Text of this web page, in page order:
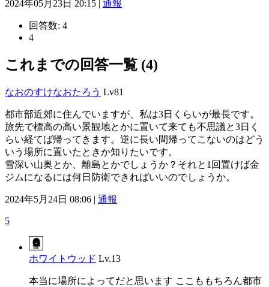
2024年05月23日 20:15 | 通報
回答数: 4
4
これまでの回答一覧 (4)
なおのすけなおたろう Lv81
都市部近郊に住んでいますが、私は3日くらいが最長です。
旅先で標高の高い景観地とかに置いて来ても不思議と3日く
らい経てば帰ってきます。逆に長い間帰ってこないのはどう
いう場所に置いたときか知りたいです。
雪深い山奥とか、離島とかでしょうか？それと1回置けば金
ジムになるには何日防衛できればいいのでしょうか。
2024年5月24日 08:06 | 通報
5
ホワイトウッド Lv.13
本当に場所によってだと思います ここももちろん都市